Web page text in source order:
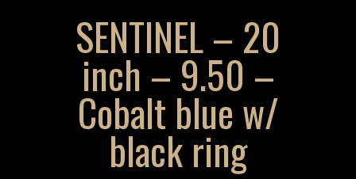
SENTINEL – 20
inch – 9.50 –
Cobalt blue w/
black ring